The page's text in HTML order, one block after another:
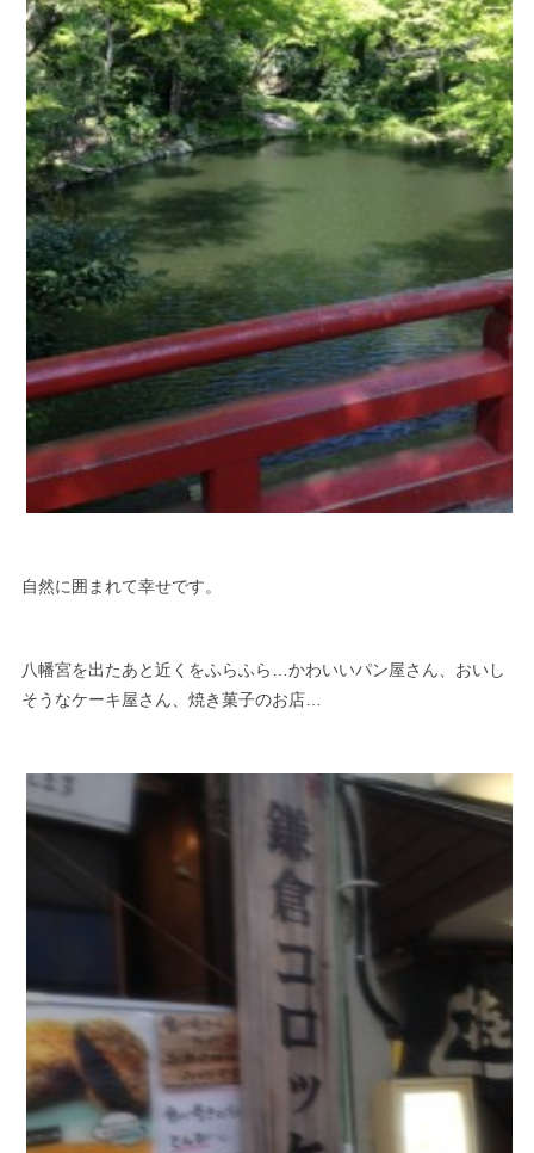
自然に囲まれて幸せです。
八幡宮を出たあと近くをふらふら…かわいいパン屋さん、おいし
そうなケーキ屋さん、焼き菓子のお店…